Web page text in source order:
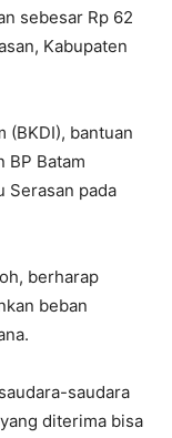
sebesar Rp 62
Kabupaten
(BKDI), bantuan
BP Batam
Serasan pada
berharap
beban
saudara
diterima bisa